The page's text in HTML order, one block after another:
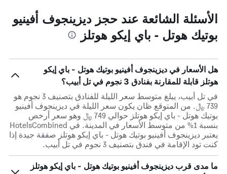
الأسئلة الشائعة عند حجز ديزينجوف أفينيو
بوتيك هوتل - باي إيكو هوتلز
هل الأسعار في ديزينجوف أفينيو بوتيك هوتل - باي إيكو
هوتلز قابلة للمقارنة بفنادق 3 نجوم في تل أبيب؟
في تل أبيب، يبلغ متوسط ​​سعر الليلة للفنادق بتصنيف 3 نجوم هو
739 ﷼. من المتوقع ظان يكون سعر الليلة في ديزينجوف أفينيو
بوتيك هوتل - باي إيكو هوتلز حوالي 749 ﷼ وهو سعر أرخص
بنسبة 1% من متوسط الأسعار في المدينة. في HotelsCombined
يعتبر ديزينجوف أفينيو بوتيك هوتل - باي إيكو هوتلز صفقة جيدة إذا
كنت تود الإقامة في فندق بتصنيف 3 نجوم في تل أبيب.
ما مدى قرب ديزينجوف أفينيو بوتيك هوتل - باي إيكو هوتلز